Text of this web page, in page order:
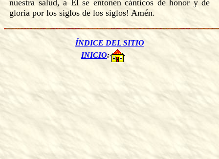
nuestra salud, a Él se entonen cánticos de honor y de
gloria por los siglos de los siglos! Amén.
ÍNDICE DEL SITIO
INICIO: